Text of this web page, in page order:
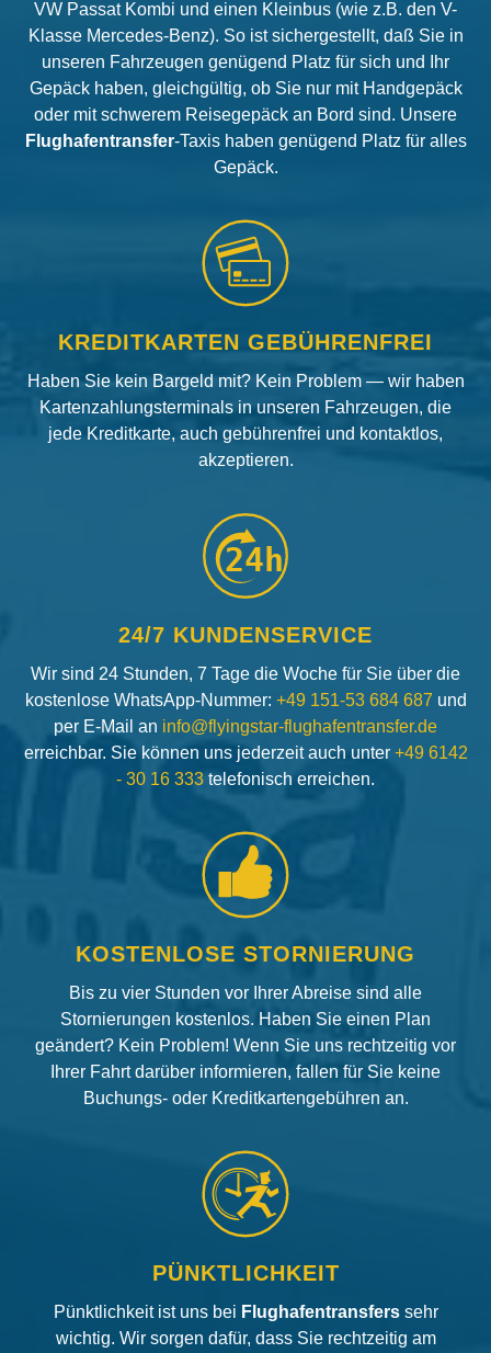
VW Passat Kombi und einen Kleinbus (wie z.B. den V-
Klasse Mercedes-Benz). So ist sichergestellt, daß Sie in
unseren Fahrzeugen genügend Platz für sich und Ihr
Gepäck haben, gleichgültig, ob Sie nur mit Handgepäck
oder mit schwerem Reisegepäck an Bord sind. Unsere
Flughafentransfer-Taxis haben genügend Platz für alles
Gepäck.
KREDITKARTEN GEBÜHRENFREI
Haben Sie kein Bargeld mit? Kein Problem — wir haben
Kartenzahlungsterminals in unseren Fahrzeugen, die
jede Kreditkarte, auch gebührenfrei und kontaktlos,
akzeptieren.
24h
24/7 KUNDENSERVICE
Wir sind 24 Stunden, 7 Tage die Woche für Sie über die
kostenlose WhatsApp-Nummer: +49 151-53 684 687 und
per E-Mail an info@flyingstar-flughafentransfer.de
erreichbar. Sie können uns jederzeit auch unter +49 6142
- 30 16 333 telefonisch erreichen.
KOSTENLOSE STORNIERUNG
Bis zu vier Stunden vor Ihrer Abreise sind alle
Stornierungen kostenlos. Haben Sie einen Plan
geändert? Kein Problem! Wenn Sie uns rechtzeitig vor
Ihrer Fahrt darüber informieren, fallen für Sie keine
Buchungs- oder Kreditkartengebühren an.
PÜNKTLICHKEIT
Pünktlichkeit ist uns bei Flughafentransfers sehr
wichtig. Wir sorgen dafür, dass Sie rechtzeitig am